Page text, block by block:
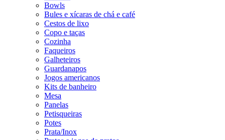
Bowls
Bules e xícaras de chá e café
Cestos de lixo
Copo e taças
Cozinha
Faqueiros
Galheteiros
Guardanapos
Jogos americanos
Kits de banheiro
Mesa
Panelas
Petisqueiras
Potes
Prata/Inox